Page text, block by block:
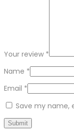
Your review *
Name *
Email *
Save my name,